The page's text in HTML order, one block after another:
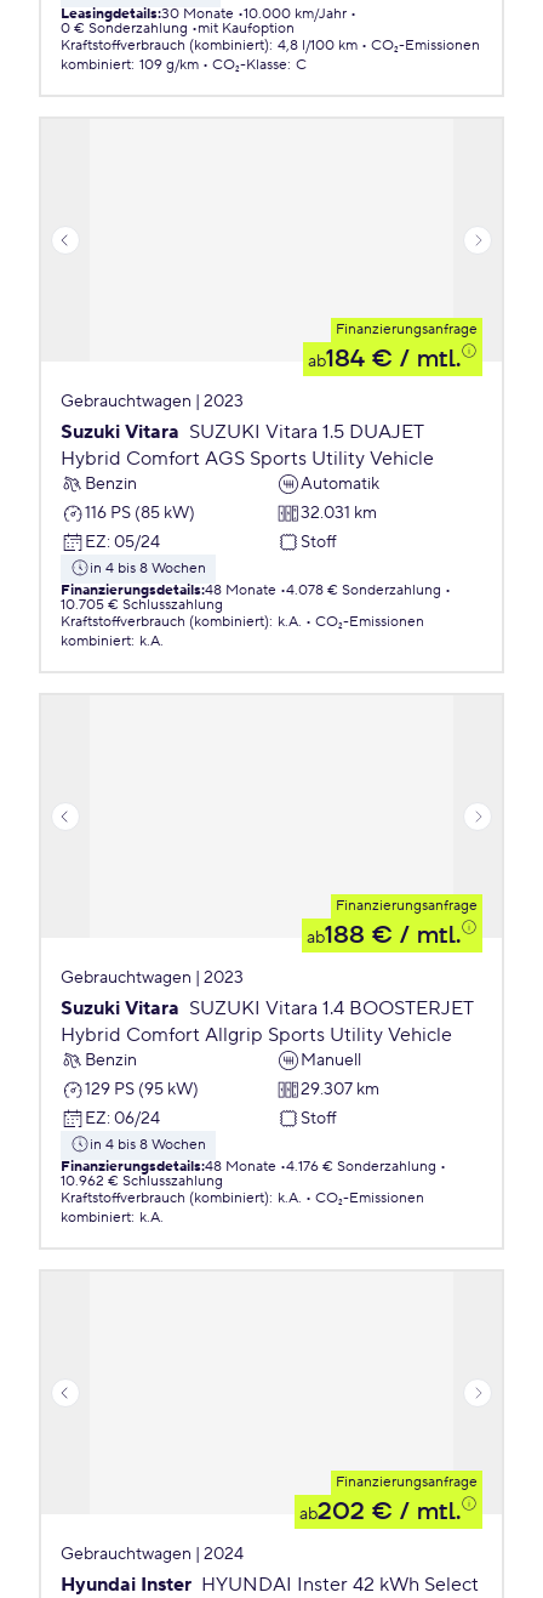
Leasingdetails:30 Monate 10.000 km/Jahr
0 € Sonderzahlung
mit Kaufoption
Kraftstoffverbrauch (kombiniert): 4,8 l/100 km
CO₂-Emissionen
kombiniert: 109 g/km CO₂-Klasse: C
Finanzierungsanfrage
ab184 € / mtl.
Gebrauchtwagen | 2023
Suzuki Vitara SUZUKI Vitara 1.5 DUAJET
Hybrid Comfort AGS Sports Utility Vehicle
Benzin
Automatik
116 PS (85 kW)
32.031 km
EZ: 05/24 Stoff
in 4 bis 8 Wochen
Finanzierungsdetails:48 Monate 4.078 € Sonderzahlung
10.705 € Schlusszahlung
Kraftstoffverbrauch (kombiniert): k.A.
CO₂-Emissionen
kombiniert: k.A.
Finanzierungsanfrage
ab188 € / mtl.
Gebrauchtwagen | 2023
Suzuki Vitara SUZUKI Vitara 1.4 BOOSTERJET
Hybrid Comfort Allgrip Sports Utility Vehicle
Benzin
Manuell
129 PS (95 kW)
29.307 km
EZ: 06/24 Stoff
in 4 bis 8 Wochen
Finanzierungsdetails:48 Monate 4.176 € Sonderzahlung
10.962 € Schlusszahlung
Kraftstoffverbrauch (kombiniert): k.A.
CO₂-Emissionen
kombiniert: k.A.
Finanzierungsanfrage
ab202 € / mtl.
Gebrauchtwagen | 2024
Hyundai Inster HYUNDAI Inster 42 kWh Select